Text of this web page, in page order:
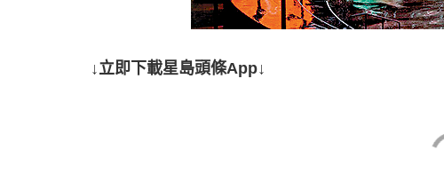
↓立即下載星島頭條App↓